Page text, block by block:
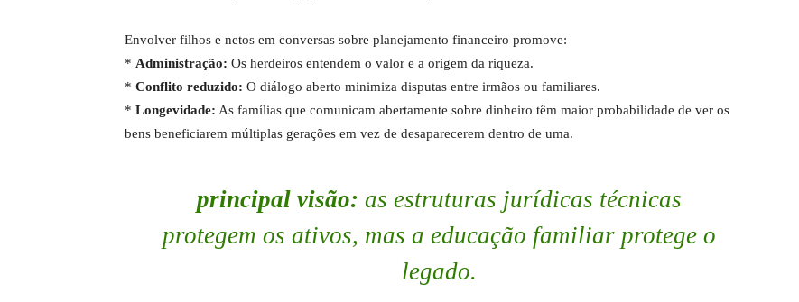
Envolver filhos e netos em conversas sobre planejamento financeiro promove:
* Administração: Os herdeiros entendem o valor e a origem da riqueza.
* Conflito reduzido: O diálogo aberto minimiza disputas entre irmãos ou familiares.
* Longevidade: As famílias que comunicam abertamente sobre dinheiro têm maior probabilidade de ver os
bens beneficiarem múltiplas gerações em vez de desaparecerem dentro de uma.
principal visão: as estruturas jurídicas técnicas
protegem os ativos, mas a educação familiar protege o
legado.